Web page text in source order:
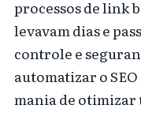
processos de link
levavam dias e
controle e
automatizar o
mania de otimizar